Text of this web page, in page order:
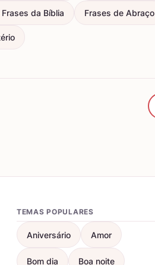
da Bíblia Frases de Abraço
TEMAS POPULARES
Aniversário Amor
Bom dia Boa noite